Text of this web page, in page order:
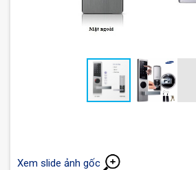
Xem slide ảnh gốc